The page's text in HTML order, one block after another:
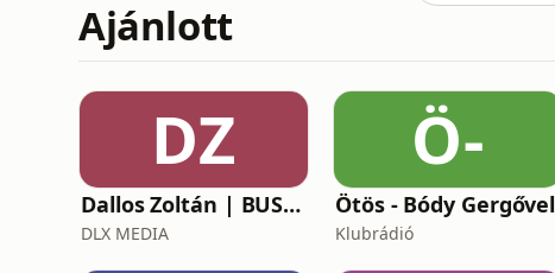
Ajánlott
DZ
Dallos Zoltán | BUSINESS
DLX MEDIA
Ö-
Ötös - Bódy Gergővel
Klubrádió